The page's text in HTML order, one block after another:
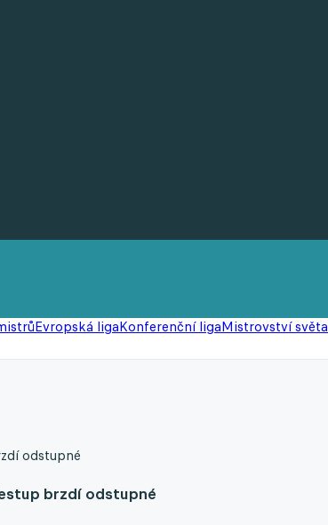
Evropská ligaKonferenční ligaMistrovství světa
odstupné
brzdí odstupné